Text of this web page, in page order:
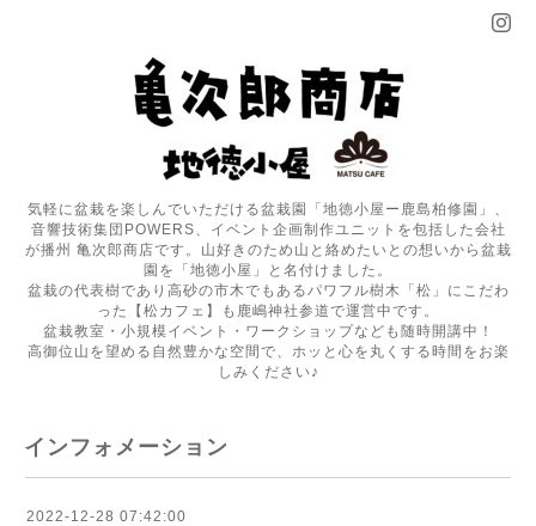
気軽に盆栽を楽しんでいただける盆栽園「地徳小屋ー鹿島柏修園」、
音響技術集団POWERS、イベント企画制作ユニットを包括した会社
が播州 亀次郎商店です。山好きのため山と絡めたいとの想いから盆栽
園を「地徳小屋」と名付けました。
盆栽の代表樹であり高砂の市木でもあるパワフル樹木「松」にこだわ
った【松カフェ】も鹿嶋神社参道で運営中です。
盆栽教室・小規模イベント・ワークショップなども随時開講中！
高御位山を望める自然豊かな空間で、ホッと心を丸くする時間をお楽
しみください♪
インフォメーション
2022-12-28 07:42:00